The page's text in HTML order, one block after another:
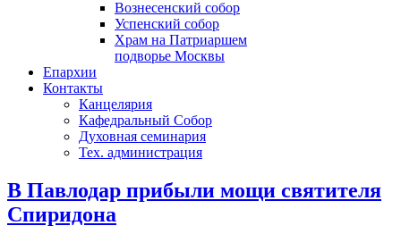
Вознесенский собор
Успенский собор
Храм на Патриаршем
подворье Москвы
Епархии
Контакты
Канцелярия
Кафедральный Собор
Духовная семинария
Тех. администрация
В Павлодар прибыли мощи святителя
Спиридона